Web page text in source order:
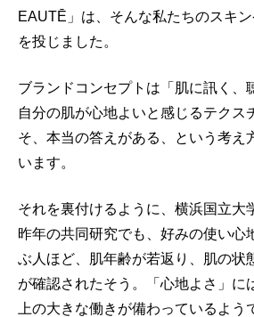
EAUTĒ」は、そんな私たちのスキ
を投じました。
ブランドコンセプトは「肌に訊く
自分の肌が心地よいと感じるテクス
そ、本当の答えがある、という考え
います。
それを裏付けるように、横浜国立大
昨年の共同研究でも、好みの使い心
ぶ人ほど、肌年齢が若返り、肌の状
が確認されたそう。「心地よさ」に
上の大きな働きが備わっているよう